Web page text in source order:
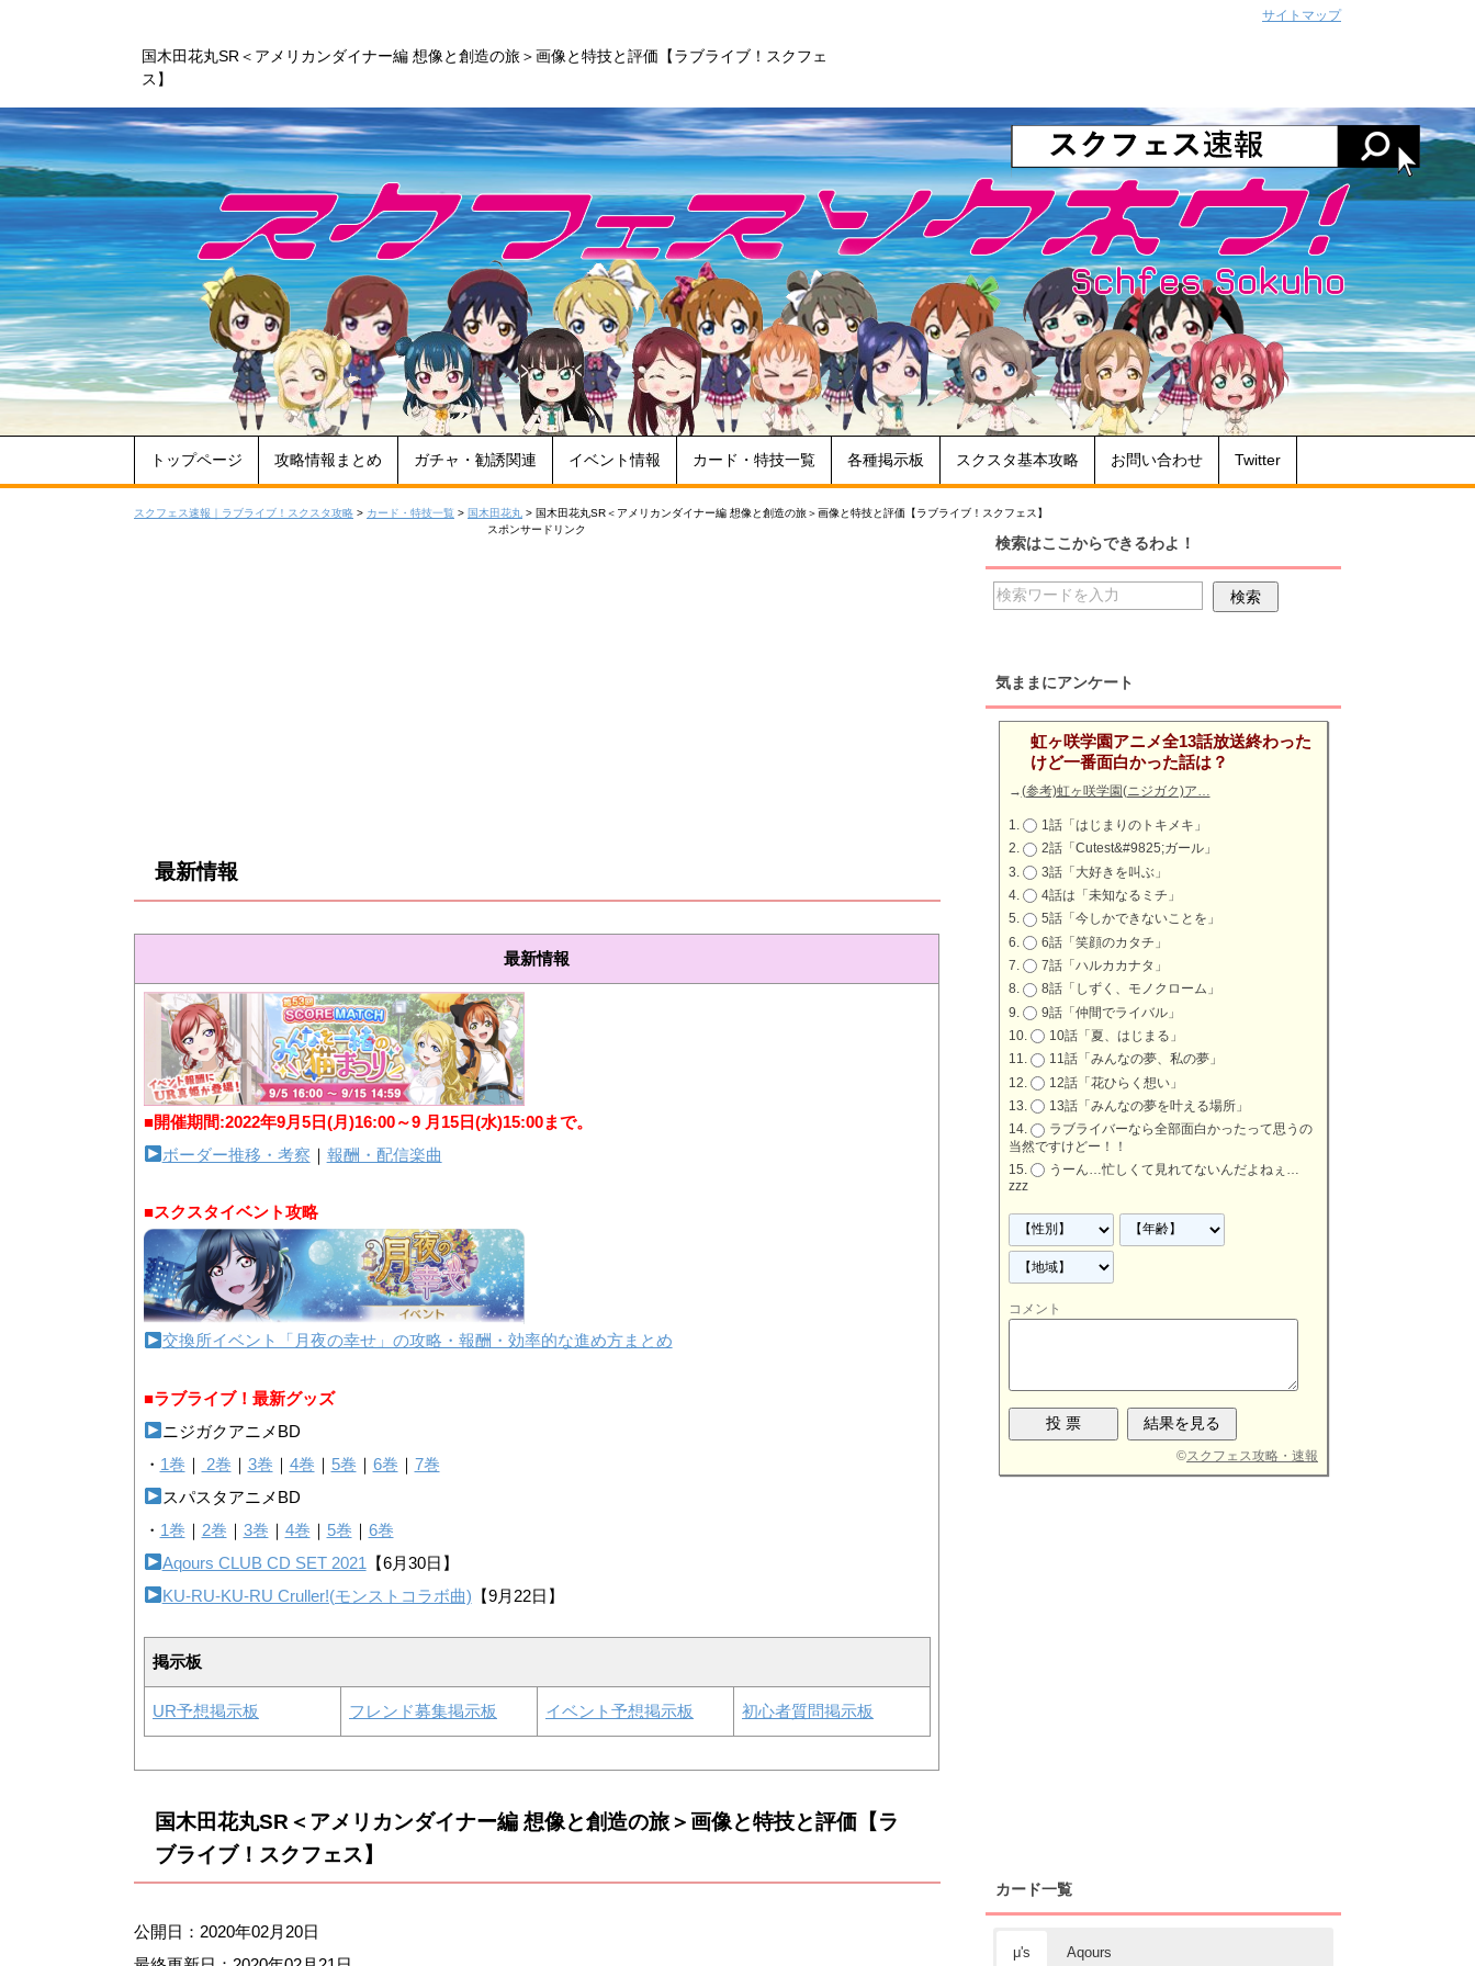
国木田花丸SR＜アメリカンダイナー編 想像と創造の旅＞画像と特技と評価【ラブライブ！スクフェ
ス】
トップページ 攻略情報まとめ ガチャ・勧誘関連 イベント情報 カード・特技一覧 各種掲示板 スクスタ基本攻略 お問い合わせ Twitter
スクフェス速報｜ラブライブ！スクスタ攻略 > カード・特技一覧 > 国木田花丸 > 国木田花丸SR＜アメリカンダイナー編 想像と創造の旅＞画像と特技と評価【ラブライブ！スクフェス】
スポンサードリンク
最新情報
最新情報
■開催期間:2022年9月5日(月)16:00～9 月15日(水)15:00まで。
ボーダー推移・考察 ｜ 報酬・配信楽曲
■スクスタイベント攻略
交換所イベント「月夜の幸せ」の攻略・報酬・効率的な進め方まとめ
■ラブライブ！最新グッズ
ニジガクアニメBD
・ 1巻 ｜ 2巻 ｜ 3巻 ｜ 4巻 ｜ 5巻 ｜ 6巻 ｜ 7巻
スパスタアニメBD
・ 1巻 ｜ 2巻 ｜ 3巻 ｜ 4巻 ｜ 5巻 ｜ 6巻
Aqours CLUB CD SET 2021 【6月30日】
KU-RU-KU-RU Cruller!(モンストコラボ曲) 【9月22日】
掲示板
UR予想掲示板 フレンド募集掲示板 イベント予想掲示板 初心者質問掲示板
国木田花丸SR＜アメリカンダイナー編 想像と創造の旅＞画像と特技と評価【ラ
ブライブ！スクフェス】
公開日：2020年02月20日
検索はここからできるわよ！
気ままにアンケート
虹ヶ咲学園アニメ全13話放送終わった
けど一番面白かった話は？
→(参考)虹ヶ咲学園(ニジガク)ア…
1話「はじまりのトキメキ」
2話「Cutest&#9825;ガール」
3話「大好きを叫ぶ」
4話は「未知なるミチ」
5話「今しかできないことを」
6話「笑顔のカタチ」
7話「ハルカカナタ」
8話「しずく、モノクローム」
9話「仲間でライバル」
10話「夏、はじまる」
11話「みんなの夢、私の夢」
12話「花ひらく想い」
13話「みんなの夢を叶える場所」
ラブライバーなら全部面白かったって思うの
当然ですけどー！！
うーん…忙しくて見れてないんだよねぇ…
zzz
コメント
©スクフェス攻略・速報
カード一覧
μ's Aqours
サイトマップ